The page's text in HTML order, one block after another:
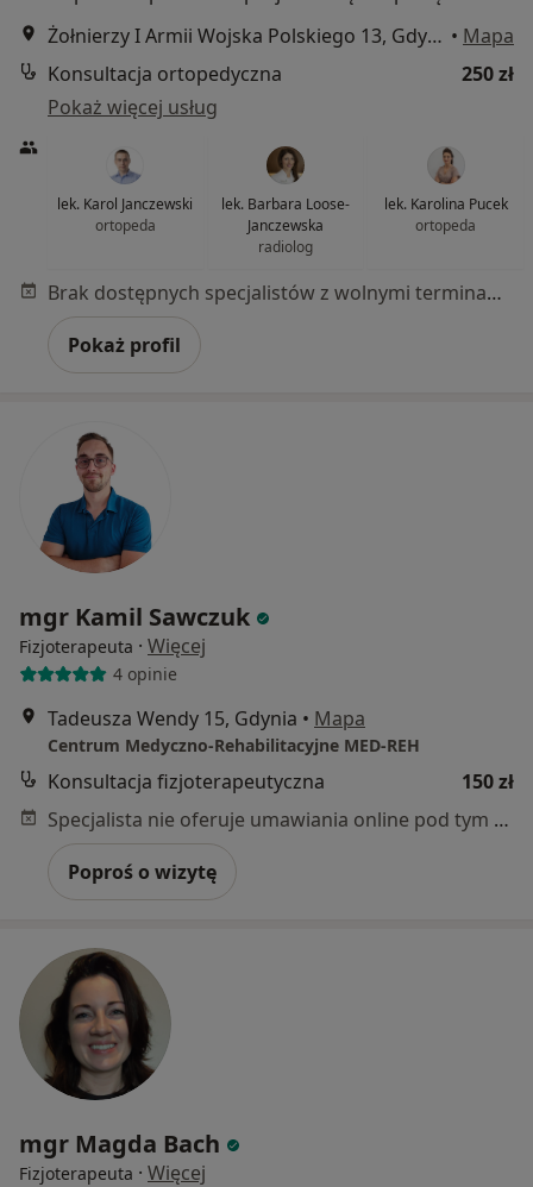
Żołnierzy I Armii Wojska Polskiego 13, Gdynia • Mapa
Konsultacja ortopedyczna
250 zł
Pokaż więcej usług
lek. Karol Janczewski
ortopeda
lek. Barbara Loose-
Janczewska
radiolog
lek. Karolina Pucek
ortopeda
Brak dostępnych specjalistów z wolnymi terminami w tym centrum medycznym.
Pokaż profil
mgr Kamil Sawczuk
Fizjoterapeuta · Więcej
4 opinie
Tadeusza Wendy 15, Gdynia • Mapa
Centrum Medyczno-Rehabilitacyjne MED-REH
Konsultacja fizjoterapeutyczna
150 zł
Specjalista nie oferuje umawiania online pod tym adresem.
Poproś o wizytę
mgr Magda Bach
Fizjoterapeuta · Więcej